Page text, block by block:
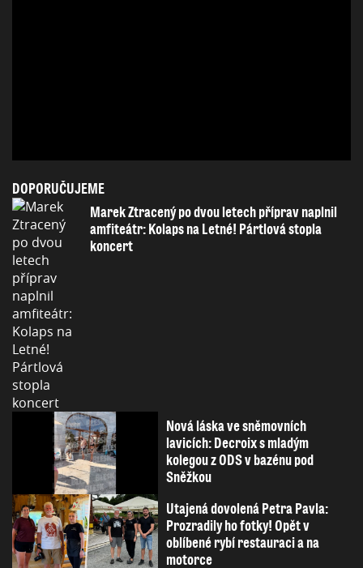
DOPORUČUJEME
Marek Ztracený po dvou letech příprav naplnil
amfiteátr: Kolaps na Letné! Pártlová stopla
koncert
Nová láska ve sněmovních
lavicích: Decroix s mladým
kolegou z ODS v bazénu pod
Sněžkou
Utajená dovolená Petra Pavla:
Prozradily ho fotky! Opět v
oblíbené rybí restauraci a na
motorce